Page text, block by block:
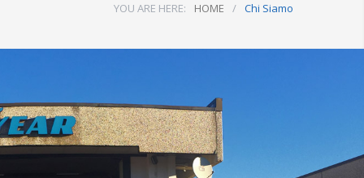
YOU ARE HERE: HOME / Chi Siamo